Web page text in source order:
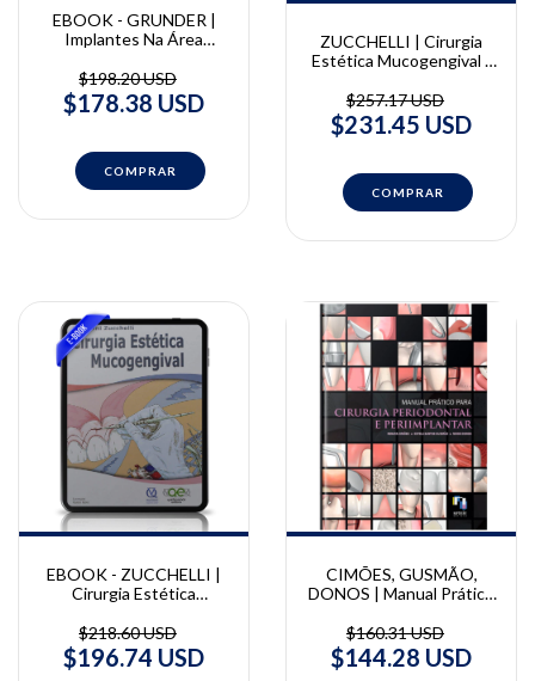
EBOOK - GRUNDER |
Implantes Na Área
de tratamento passo-a-
passo | Ueli Grunder
$198.20 USD
$178.38 USD
ZUCCHELLI | Cirurgia
Estética Mucogengival |
$257.17 USD
$231.45 USD
EBOOK - ZUCCHELLI |
Cirurgia Estética
Zucchelli
$218.60 USD
$196.74 USD
CIMÕES, GUSMÃO,
DONOS | Manual Prático
e Periimplantar | Estela
Santos Gusmão, Nikos
Donos, Renata Cimões
$160.31 USD
$144.28 USD